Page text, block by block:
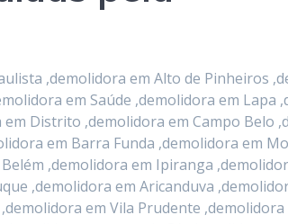
,demolidora em Alto de Pinheiros
em Saúde ,demolidora em Lapa
Distrito ,demolidora em Campo Belo
em Barra Funda ,demolidora em
,demolidora em Ipiranga
,demolidora em Aricanduva
em Vila Prudente ,demolidora